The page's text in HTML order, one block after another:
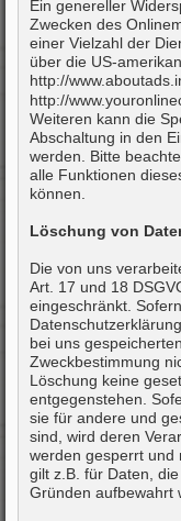
Ein genereller
Zwecken des
einer Vielzahl der
über die US-
http://
http://
Weiteren kann die
Abschaltung in den
werden. Bitte
alle Funktionen
können.
Löschung von
Die von uns
Art. 17 und 18
eingeschränkt.
bei uns
Zweckbestimmung
Löschung keine
entgegenstehen.
sie für andere und
sind, wird deren
werden gesperrt und
gilt z.B. für Daten,
Gründen aufbewahrt